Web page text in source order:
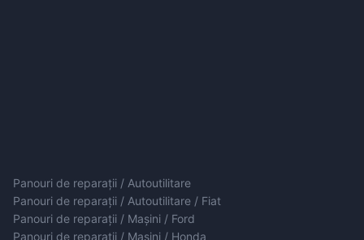
Panouri de reparații / Autoutilitare
Panouri de reparații / Autoutilitare / Fiat
Panouri de reparații / Mașini / Ford
Panouri de reparații / Mașini / Honda